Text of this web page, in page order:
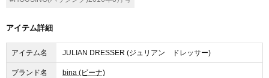
アイテム詳細
アイテム名 JULIAN DRESSER (ジュリアン ドレッサー)
ブランド名 bina (ビーナ)